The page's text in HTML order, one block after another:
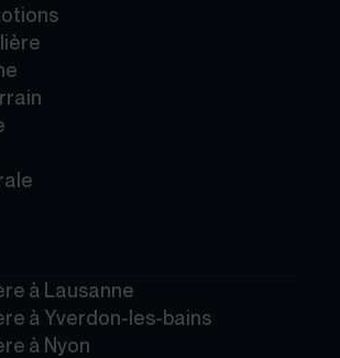
à Lausanne
à Yverdon-les-bains
à Nyon